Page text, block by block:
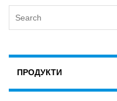
ПРОДУКТИ